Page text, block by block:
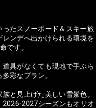
ったスノーボード＆スキー旅
ンデへ出かけられる環境を
です。
具がなくても現地で手ぶら
彩なプラン。
と見上げた美しい雪景色。
2026-2027シーズンもオリオ